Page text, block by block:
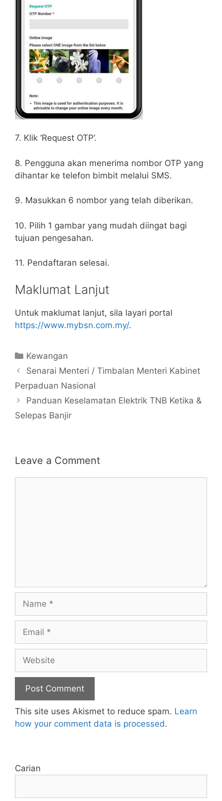
7. Klik ‘Request OTP’.
8. Pengguna akan menerima nombor OTP yang
dihantar ke telefon bimbit melalui SMS.
9. Masukkan 6 nombor yang telah diberikan.
10. Pilih 1 gambar yang mudah diingat bagi
tujuan pengesahan.
11. Pendaftaran selesai.
Maklumat Lanjut
Untuk maklumat lanjut, sila layari portal
https://www.mybsn.com.my/.
Categories
Kewangan
Senarai Menteri / Timbalan Menteri Kabinet
Perpaduan Nasional
Panduan Keselamatan Elektrik TNB Ketika &
Selepas Banjir
Leave a Comment
This site uses Akismet to reduce spam. Learn
how your comment data is processed.
Carian